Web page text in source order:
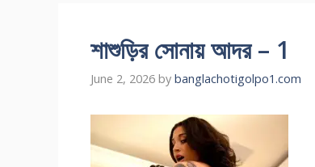
শাশুড়ির সোনায় আদর – 1
June 2, 2026 by banglachotigolpo1.com